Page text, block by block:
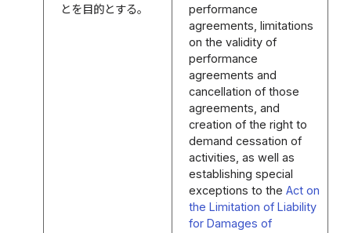
とを目的とする。
performance
agreements, limitations
on the validity of
performance
agreements and
cancellation of those
agreements, and
creation of the right to
demand cessation of
activities, as well as
establishing special
exceptions to theAct on
the Limitation of Liability
for Damages of